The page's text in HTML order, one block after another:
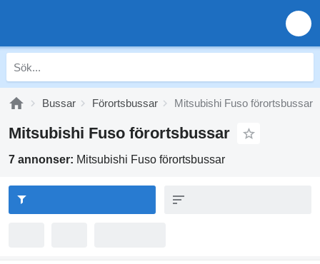
Bussar Förortsbussar Mitsubishi Fuso förortsbussar
Mitsubishi Fuso förortsbussar
7 annonser: Mitsubishi Fuso förortsbussar